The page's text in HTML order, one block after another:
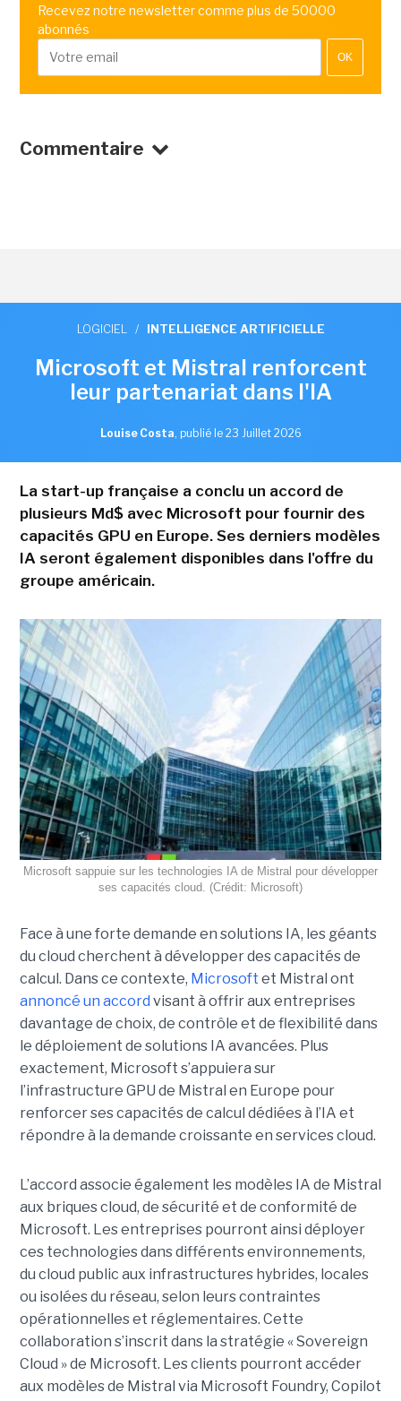
Recevez notre newsletter comme plus de 50000
abonnés
OK
Commentaire
LOGICIEL / INTELLIGENCE ARTIFICIELLE
Microsoft et Mistral renforcent
leur partenariat dans l'IA
Louise Costa, publié le 23 Juillet 2026
La start-up française a conclu un accord de
plusieurs Md$ avec Microsoft pour fournir des
capacités GPU en Europe. Ses derniers modèles
IA seront également disponibles dans l'offre du
groupe américain.
Microsoft sappuie sur les technologies IA de Mistral pour développer
ses capacités cloud. (Crédit: Microsoft)
Face à une forte demande en solutions IA, les géants
du cloud cherchent à développer des capacités de
calcul. Dans ce contexte, Microsoft et Mistral ont
annoncé un accord visant à offrir aux entreprises
davantage de choix, de contrôle et de flexibilité dans
le déploiement de solutions IA avancées. Plus
exactement, Microsoft s’appuiera sur
l’infrastructure GPU de Mistral en Europe pour
renforcer ses capacités de calcul dédiées à l’IA et
répondre à la demande croissante en services cloud.
L’accord associe également les modèles IA de Mistral
aux briques cloud, de sécurité et de conformité de
Microsoft. Les entreprises pourront ainsi déployer
ces technologies dans différents environnements,
du cloud public aux infrastructures hybrides, locales
ou isolées du réseau, selon leurs contraintes
opérationnelles et réglementaires. Cette
collaboration s’inscrit dans la stratégie « Sovereign
Cloud » de Microsoft. Les clients pourront accéder
aux modèles de Mistral via Microsoft Foundry, Copilot